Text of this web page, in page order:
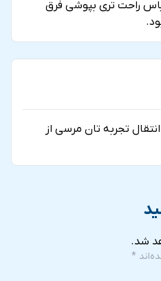
راحت تري بپوشي فرق
تجربه تان مرسي از
شد.
*